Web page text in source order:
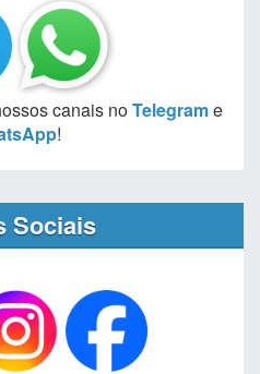
canais noTelegrame
!
Sociais